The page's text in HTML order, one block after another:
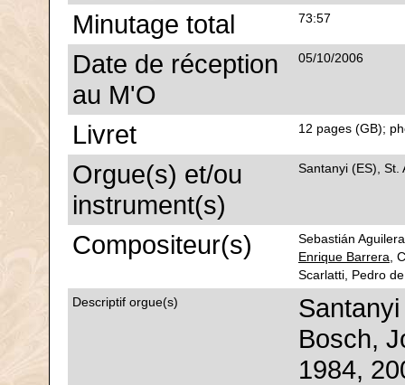
Minutage total 73:57
Date de réception
au M'O
05/10/2006
Livret 12 pages (GB);
Orgue(s) et/ou
instrument(s)
Santanyi (ES), St.
Compositeur(s)
Sebastián
Enrique Barrera ,
Scarlatti, Pedro
Descriptif orgue(s)
Bosch,
1984,